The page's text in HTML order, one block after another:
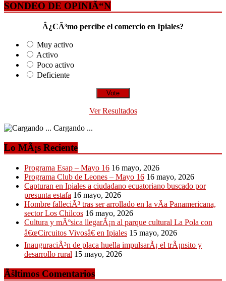
SONDEO DE OPINIÃ“N
Â¿CÃ³mo percibe el comercio en Ipiales?
Muy activo
Activo
Poco activo
Deficiente
Ver Resultados
Cargando ...
Lo MÃ¡s Reciente
Programa Esap – Mayo 16 16 mayo, 2026
Programa Club de Leones – Mayo 16 16 mayo, 2026
Capturan en Ipiales a ciudadano ecuatoriano buscado por
presunta estafa 16 mayo, 2026
Hombre falleciÃ³ tras ser arrollado en la vÃ­a Panamericana,
sector Los Chilcos 16 mayo, 2026
Cultura y mÃºsica llegarÃ¡n al parque cultural La Pola con
â€œCircuitos Vivosâ€ en Ipiales 15 mayo, 2026
InauguraciÃ³n de placa huella impulsarÃ¡ el trÃ¡nsito y
desarrollo rural 15 mayo, 2026
Ãšltimos Comentarios